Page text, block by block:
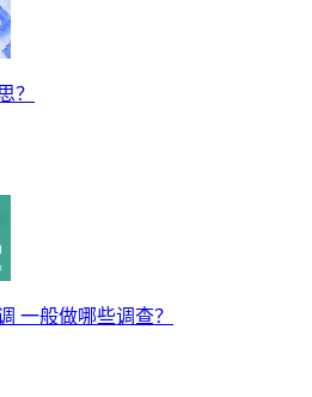
？
一般做哪些调查？